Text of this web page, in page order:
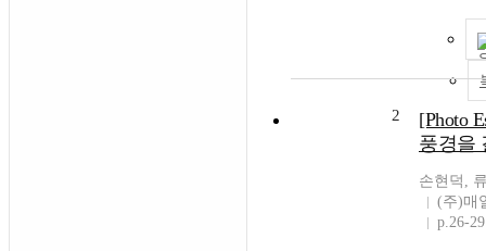
2
[Photo
풍경을
손현덕,
(주)매
p.26-29